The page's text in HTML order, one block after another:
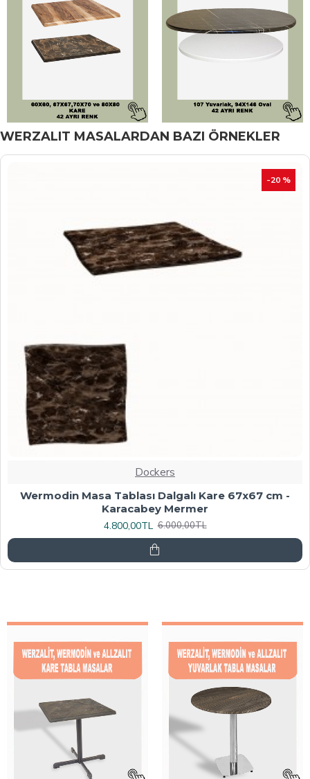
WERZALIT MASALARDAN BAZI ÖRNEKLER
İNDIRIM
Dockers
Werzalit, Allzalit veya Wermodin Masa Tablası
70X120 - Afyon Mermer
6.080,00TL 7.600,00TL